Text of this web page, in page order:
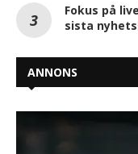
Fokus på
sista
ANNONS